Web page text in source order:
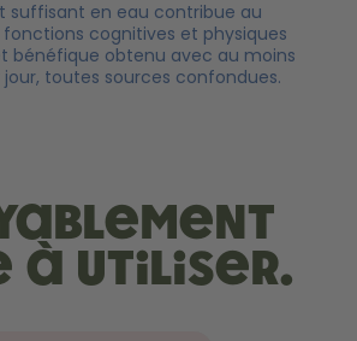
suffisant en eau contribue au
cognitives et physiques
bénéfique obtenu avec au moins
jour, toutes sources confondues.
à utiliser.